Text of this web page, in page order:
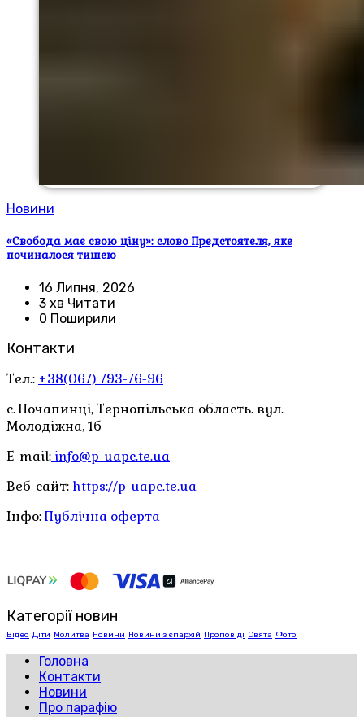
Новини
«Свобода має свою ціну»: слово Предстоятеля, яке
починалося тишею
16 Липня, 2026
3 хв Читати
0 Поширили
Контакти
Тел.: +38(067) 793-76-96
с. Почапинці, Тернопільська область. вул.
Молодіжна, 1б
E-mail: info@p-uapc.te.ua
Веб-сайт: https://p-uapc.te.ua
Інфо:Публічна оферта
Категорії новин
Відео Діти Молитва Новини Новини з єпархій Проповіді Свята Фото
Головна
Контакти
Новини
Про парафію